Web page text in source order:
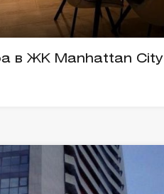
в ЖК Manhattan City